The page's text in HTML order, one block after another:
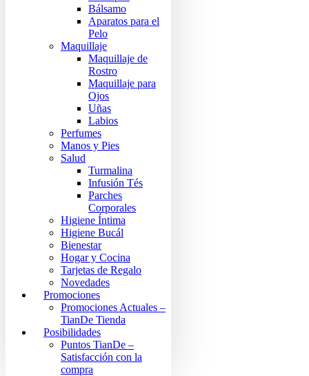
Bálsamo
Aparatos para el
Pelo
Maquillaje
Maquillaje de
Rostro
Maquillaje para
Ojos
Uñas
Labios
Perfumes
Manos y Pies
Salud
Turmalina
Infusión Tés
Parches
Corporales
Higiene Íntima
Higiene Bucál
Bienestar
Hogar y Cocina
Tarjetas de Regalo
Novedades
Promociones
Promociones Actuales –
TianDe Tienda
Posibilidades
Puntos TianDe –
Satisfacción con la
compra